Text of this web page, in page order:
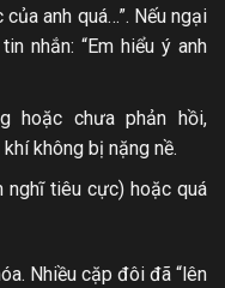
anh quá…”. Nếu ngại
nhắn: “Em hiểu ý anh
hoặc chưa phản hồi,
không bị nặng nề.
nghĩ tiêu cực) hoặc quá
Nhiều cặp đôi đã “lên